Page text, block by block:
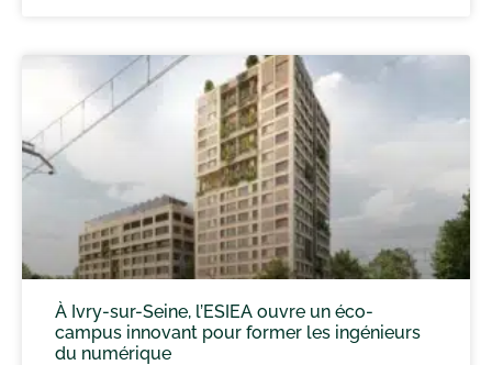
À Ivry-sur-Seine, l’ESIEA ouvre un éco-
campus innovant pour former les ingénieurs
du numérique